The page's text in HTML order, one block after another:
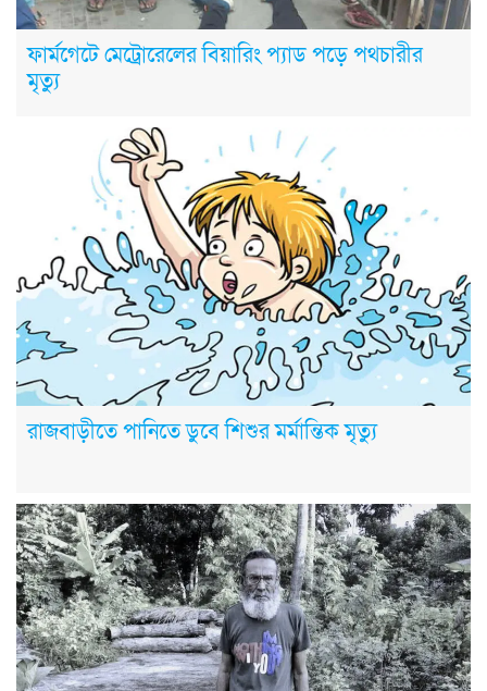
ফার্মগেটে মেট্রোরেলের বিয়ারিং প্যাড পড়ে পথচারীর
মৃত্যু
রাজবাড়ীতে পানিতে ডুবে শিশুর মর্মান্তিক মৃত্যু